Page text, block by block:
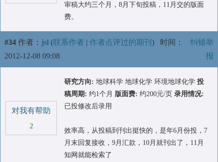
审稿大约三个月，8月下旬投稿，11月交的版面
费。
#34 作者： jsl (联系作者 | 作者点评过的期刊 ) 时间：
2012-12-08 09:08
纠错举
报
对我有帮助
2
研究方向: 地球科学 地球化学 环境地球化学 投
稿周期: 约1个月 版面费: 约200元/页 录用情况:
已投修改后录用
效率高，从投稿到刊出挺快的，是年6月份投，7
月末回复接收，9月汇款，10月就刊出了，11月
知网就能检索了